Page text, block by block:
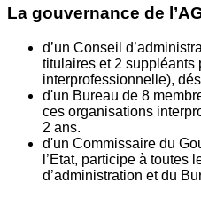
La gouvernance de
d’un Conseil
titulaires et 2 suppléants
interprofessionnelle),
d'un Bureau de 8
ces organisations
2 ans.
d'un Commissaire du
l’Etat, participe à toutes
d’administration et du